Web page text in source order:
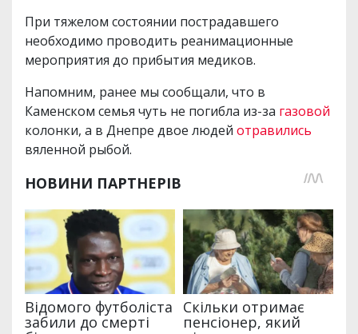
При тяжелом состоянии пострадавшего
необходимо проводить реанимационные
мероприятия до прибытия медиков.
Напомним, ранее мы сообщали, что в
Каменском семья чуть не погибла из-за газовой
колонки, а в Днепре двое людей отравились
вяленной рыбой.